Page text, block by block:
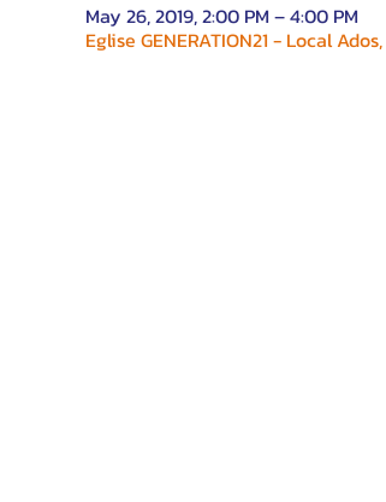
May 26, 2019, 2:00 PM – 4:00 PM
Eglise GENERATION21 - Local